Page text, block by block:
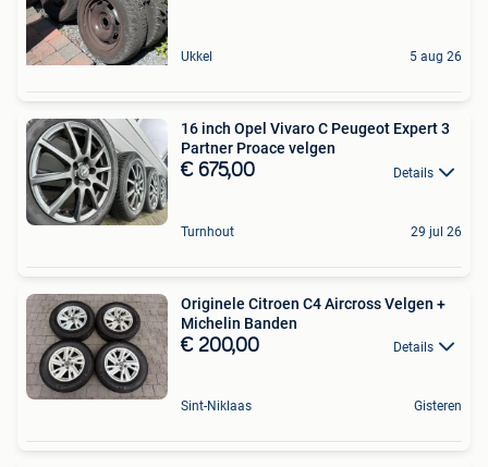
Ukkel 5 aug 26
16 inch Opel Vivaro C Peugeot Expert 3
Partner Proace velgen
€ 675,00 Details
Turnhout 29 jul 26
Originele Citroen C4 Aircross Velgen +
Michelin Banden
€ 200,00 Details
Sint-Niklaas Gisteren